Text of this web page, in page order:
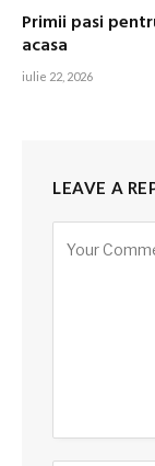
Primii pasi
acasa
iulie 22, 2026
LEAVE A